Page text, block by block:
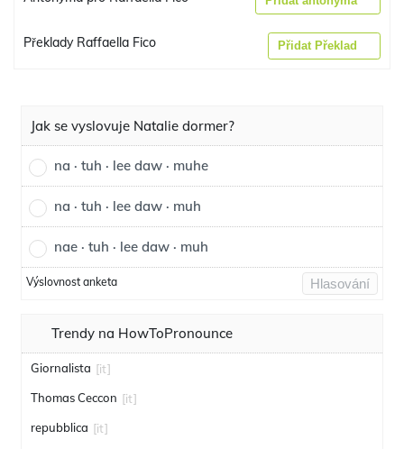
Překlady Raffaella Fico Přidat Překlad
Jak se vyslovuje Natalie dormer?
na · tuh · lee daw · muhe
na · tuh · lee daw · muh
nae · tuh · lee daw · muh
Výslovnost anketa Hlasování
Trendy na HowToPronounce
Giornalista [it]
Thomas Ceccon [it]
repubblica [it]